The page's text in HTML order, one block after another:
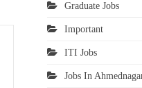
Graduate Jobs
Important
ITI Jobs
Jobs In